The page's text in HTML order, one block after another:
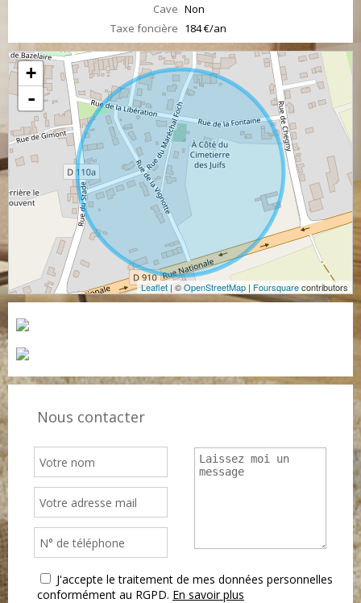
Cave Non
Taxe foncière 184 €/an
+
-
Leaflet | ©OpenStreetMap | Foursquarecontributors
Nous contacter
J'accepte le traitement de mes données personnelles
conformément au RGPD. En savoir plus